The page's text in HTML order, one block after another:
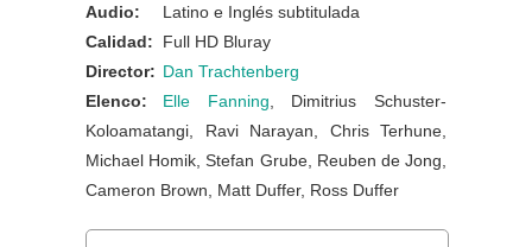
Audio:
Latino e Inglés subtitulada
Calidad:
Full HD Bluray
Director: Dan Trachtenberg
Elenco:
Elle Fanning , Dimitrius Schuster-
Koloamatangi, Ravi Narayan, Chris Terhune,
Michael Homik, Stefan Grube, Reuben de Jong,
Cameron Brown, Matt Duffer, Ross Duffer